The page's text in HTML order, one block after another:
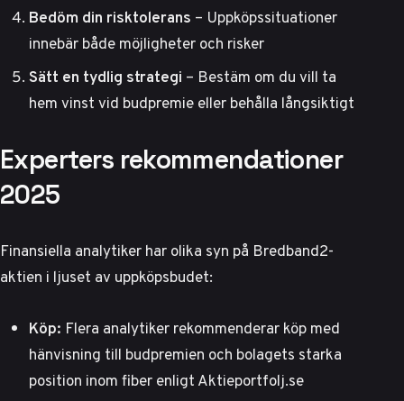
Bedöm din risktolerans – Uppköpssituationer
innebär både möjligheter och risker
Sätt en tydlig strategi – Bestäm om du vill ta
hem vinst vid budpremie eller behålla långsiktigt
Experters rekommendationer
2025
Finansiella analytiker har olika syn på Bredband2-
aktien i ljuset av uppköpsbudet:
Köp: Flera analytiker rekommenderar köp med
hänvisning till budpremien och bolagets starka
position inom fiber enligtAktieportfolj.se